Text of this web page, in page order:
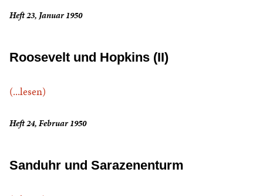
Heft 23, Januar 1950
Roosevelt und Hopkins (II)
(...lesen)
Heft 24, Februar 1950
Sanduhr und Sarazenenturm